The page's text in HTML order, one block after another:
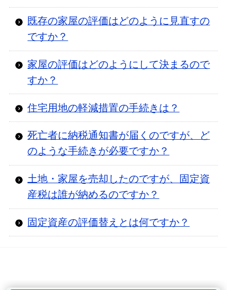
既存の家屋の評価はどのように見直すの
ですか？
家屋の評価はどのようにして決まるので
すか？
住宅用地の軽減措置の手続きは？
死亡者に納税通知書が届くのですが、ど
のような手続きが必要ですか？
土地・家屋を売却したのですが、固定資
産税は誰が納めるのですか？
固定資産の評価替えとは何ですか？